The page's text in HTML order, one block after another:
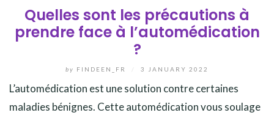
Quelles sont les précautions à
prendre face à l’automédication
?
by FINDEEN_FR 3 JANUARY 2022
L’automédication est une solution contre certaines
maladies bénignes. Cette automédication vous soulage